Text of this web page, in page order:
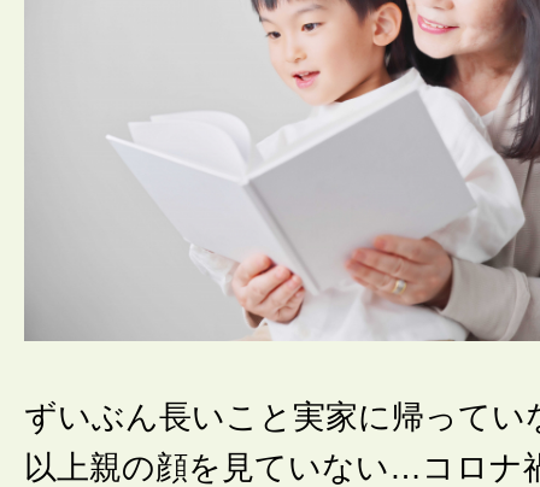
ずいぶん長いこと実家に帰って
以上親の顔を見ていない…コロナ